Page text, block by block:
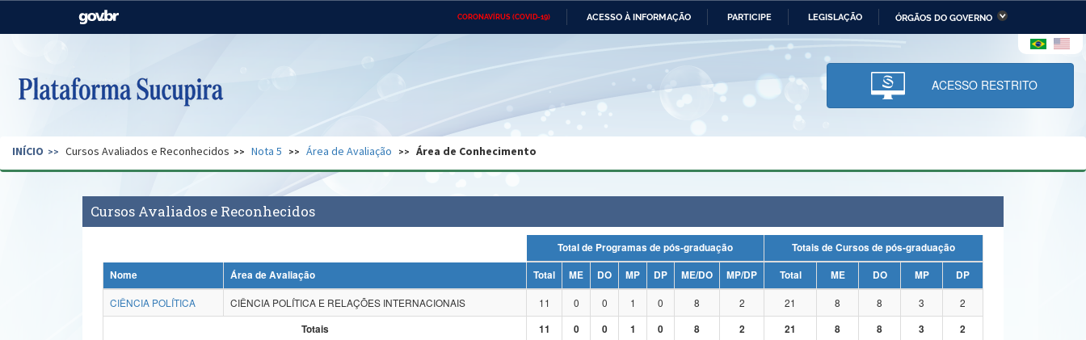
CORONAVÍRUS (COVID-19) ACESSO À INFORMAÇÃO PARTICIPE LEGISLAÇÃO ÓRGÃOS DO GOVERNO
Casa Civil Ministério das Relações Ministério da Economia Ministério da Infraestrutura
Pecuária e Abastecimento
Ministério da Ciência,
Tecnologia, Inovações e
Comunicações
Ministério do Desenvolvimento
Regional e dos Direitos Humanos
Secretaria de Governo Gabinete de Segurança Advocacia-Geral da União Banco Central do Brasil Planalto
ACESSO RESTRITO
INÍCIO Cursos Avaliados e Reconhecidos Nota 5 Área de Avaliação Área de Conhecimento
Cursos Avaliados e Reconhecidos
Total de Programas de pós-graduação
Totais de Cursos de pós-graduação
Nome
Área de Avaliação Total ME DO MP DP ME/DO MP/DP Total ME DO MP
DP
CIÊNCIA POLÍTICA
CIÊNCIA POLÍTICA E RELAÇÕES INTERNACIONAIS 11 0 0 1 0 8 2 21 8 8 3
2
Totais
11 0 0 1 0 8 2 21 8 8 3 2